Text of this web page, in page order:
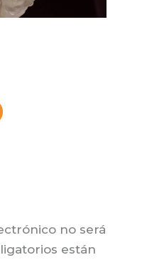
no será
están